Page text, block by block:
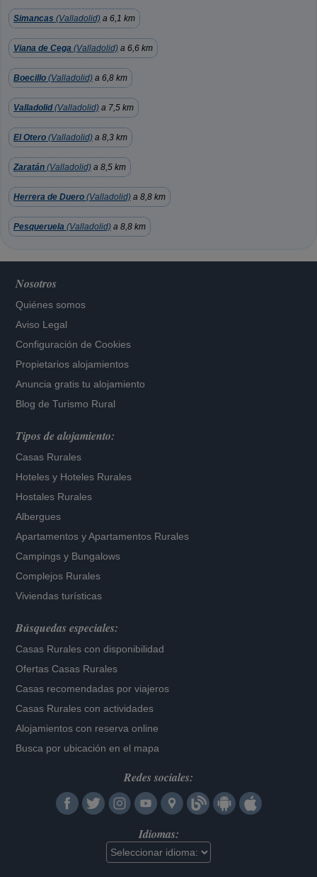
Simancas (Valladolid) a 6,1 km
Viana de Cega (Valladolid) a 6,6 km
Boecillo (Valladolid) a 6,8 km
Valladolid(Valladolid) a 7,5 km
El Otero (Valladolid) a 8,3 km
Zaratán (Valladolid) a 8,5 km
Herrera de Duero (Valladolid) a 8,8 km
Pesqueruela (Valladolid) a 8,8 km
Nosotros
Quiénes somos
Aviso Legal
Configuración de Cookies
Propietarios alojamientos
Anuncia gratis tu alojamiento
Blog de Turismo Rural
Tipos de alojamiento:
Casas Rurales
Hoteles y Hoteles Rurales
Hostales Rurales
Albergues
Apartamentos yApartamentos Rurales
Campings y Bungalows
Complejos Rurales
Viviendas turísticas
Búsquedas especiales:
Casas Rurales con disponibilidad
Ofertas Casas Rurales
Casas recomendadas por viajeros
Casas Rurales con actividades
Alojamientos con reserva online
Busca por ubicación en el mapa
Redes sociales:
Idiomas: